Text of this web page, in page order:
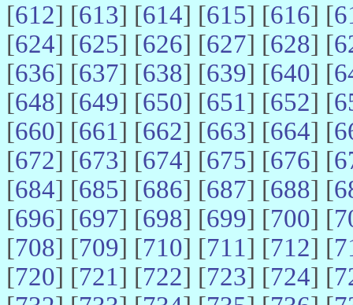
[612] [613] [614] [615] [616] [
[624] [625] [626] [627] [628] [
[636] [637] [638] [639] [640] [
[648] [649] [650] [651] [652] [
[660] [661] [662] [663] [664] [
[672] [673] [674] [675] [676] [
[684] [685] [686] [687] [688] [
[696] [697] [698] [699] [700] [
[708] [709] [710] [711] [712] [
[720] [721] [722] [723] [724] [